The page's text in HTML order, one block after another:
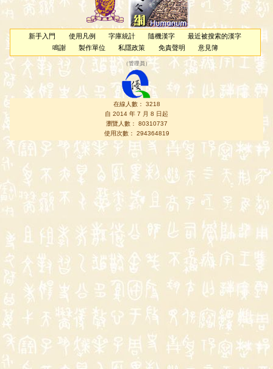
新手入門 使用凡例 字庫統計 隨機漢字
最近被搜索的漢字
鳴謝
製作單位 私隱政策 免責聲明 意見簿
（管理員 ）
在線人數： 3218
自 2014 年 7 月 8 日起
瀏覽人數： 80310737
使用次數： 294364819